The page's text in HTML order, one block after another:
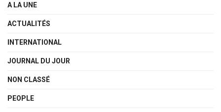
A LA UNE
ACTUALITÉS
INTERNATIONAL
JOURNAL DU JOUR
NON CLASSÉ
PEOPLE